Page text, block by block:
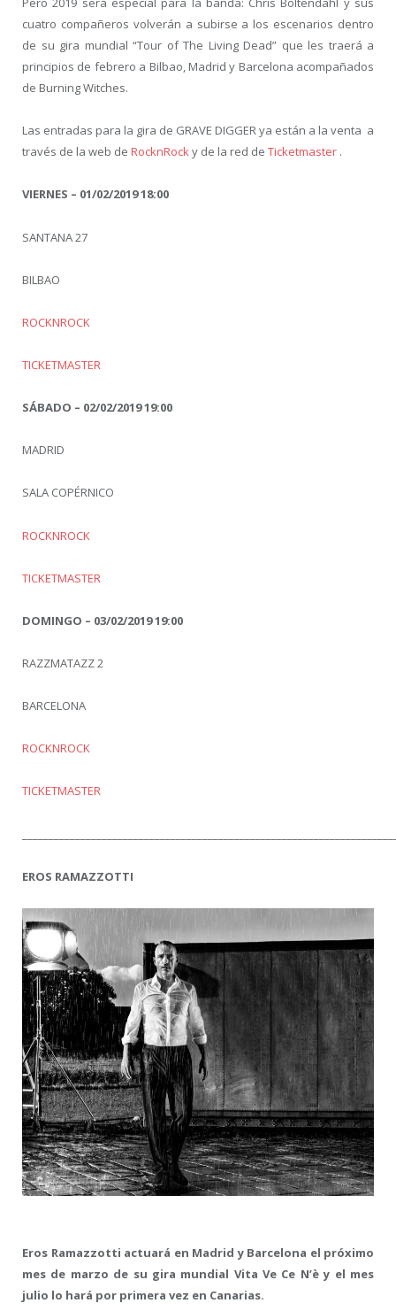
cuatro compañeros volverán a subirse a los escenarios dentro
de su gira mundial “Tour of The Living Dead” que les traerá a
principios de febrero a Bilbao, Madrid y Barcelona acompañados
de Burning Witches.
Las entradas para la gira de GRAVE DIGGER ya están a la venta a
través de la web de RocknRocky de la red de Ticketmaster .
VIERNES – 01/02/2019 18:00
SANTANA 27
BILBAO
ROCKNROCK
TICKETMASTER
SÁBADO – 02/02/2019 19:00
MADRID
SALA COPÉRNICO
ROCKNROCK
TICKETMASTER
DOMINGO – 03/02/2019 19:00
RAZZMATAZZ 2
BARCELONA
ROCKNROCK
TICKETMASTER
EROS RAMAZZOTTI
Eros Ramazzotti actuará en Madrid y Barcelona el próximo
mes de marzo de su gira mundial Vita Ve Ce N’è y el mes
julio lo hará por primera vez en Canarias.